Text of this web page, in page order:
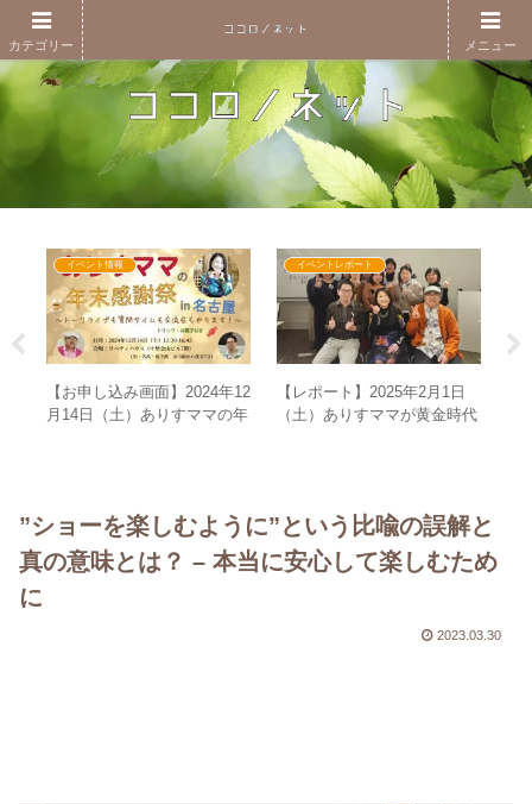
イベント情報
【お申し込み画面】2024年12
月14日（土）ありすママの年
イベントレポート
【レポート】2025年2月1日
（土）ありすママが黄金時代
”ショーを楽しむように”という比喩の誤解と
真の意味とは？ – 本当に安心して楽しむため
に
2023.03.30
カテゴリー メニュー